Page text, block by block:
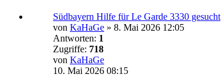
Südbayern Hilfe für Le Garde 3330 gesucht
von KaHaGe » 8. Mai 2026 12:05
Antworten: 1
Zugriffe: 718
von KaHaGe
10. Mai 2026 08:15